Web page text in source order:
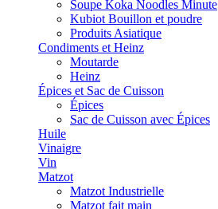
Soupe Koka Noodles Minute
Kubiot Bouillon et poudre
Produits Asiatique
Condiments et Heinz
Moutarde
Heinz
Épices et Sac de Cuisson
Épices
Sac de Cuisson avec Épices
Huile
Vinaigre
Vin
Matzot
Matzot Industrielle
Matzot fait main